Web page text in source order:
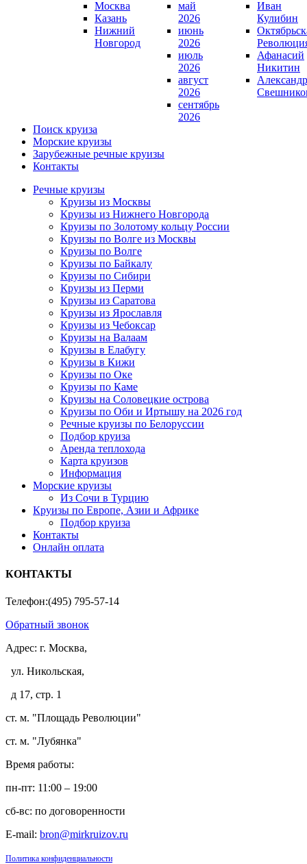
Москва
Казань
Нижний
Новгород
май
2026
июнь
2026
июль
2026
август
2026
сентябрь
2026
Иван
Кулибин
Афанасий
Никитин
Александр
Поиск круиза
Морские круизы
Зарубежные речные круизы
Контакты
Речные круизы
Круизы из Москвы
Круизы из Нижнего Новгорода
Круизы по Золотому кольцу России
Круизы по Волге из Москвы
Круизы по Волге
Круизы по Байкалу
Круизы по Сибири
Круизы из Перми
Круизы из Саратова
Круизы из Ярославля
Круизы из Чебоксар
Круизы на Валаам
Круизы в Елабугу
Круизы в Кижи
Круизы по Оке
Круизы по Каме
Круизы на Соловецкие острова
Круизы по Оби и Иртышу на 2026 год
Речные круизы по Белоруссии
Подбор круиза
Аренда теплохода
Карта круизов
Информация
Морские круизы
Из Сочи в Турцию
Круизы по Европе, Азии и Африке
Подбор круиза
Контакты
Онлайн оплата
КОНТАКТЫ
Телефон:(495) 795-57-14
Обратный звонок
Адрес: г. Москва,
ул. Никольская,
д 17, стр. 1
ст. м. "Площадь Революции"
ст. м. "Лубянка"
Время работы:
пн-пт: 11:00 – 19:00
сб-вс: по договоренности
E-mail: bron@mirkruizov.ru
Политика конфиденциальности